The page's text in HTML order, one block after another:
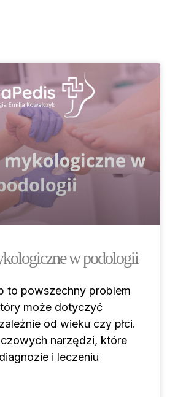
w podologii
to powszechny problem
może dotyczyć
od wieku czy płci.
narzędzi, które
i leczeniu